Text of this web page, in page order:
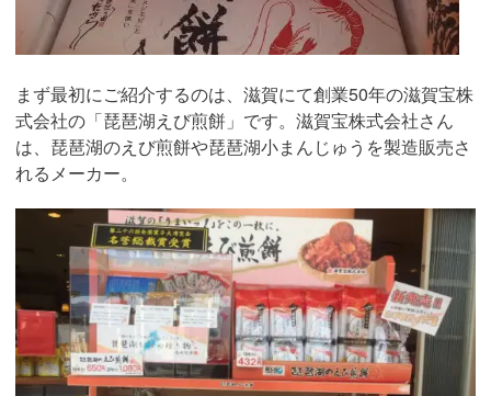
まず最初にご紹介するのは、滋賀にて創業50年の滋賀宝株
式会社の「琵琶湖えび煎餅」です。滋賀宝株式会社さん
は、琵琶湖のえび煎餅や琵琶湖小まんじゅうを製造販売さ
れるメーカー。